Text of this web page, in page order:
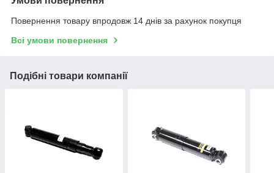
Повернення товару впродовж 14 днів за рахунок покупця
Всі умови повернення
Подібні товари компанії